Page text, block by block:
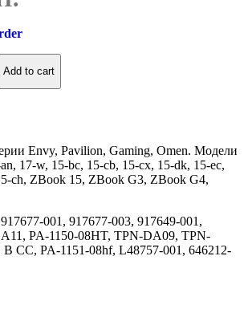
Add to cart
Envy, Pavilion, Gaming, Omen. Модели
17-w, 15-bc, 15-cb, 15-cx, 15-dk, 15-ec,
ch, ZBook 15, ZBook G3, ZBook G4,
001, 917677-003, 917649-001,
PA-1150-08HT, TPN-DA09, TPN-
CC, PA-1151-08hf, L48757-001, 646212-